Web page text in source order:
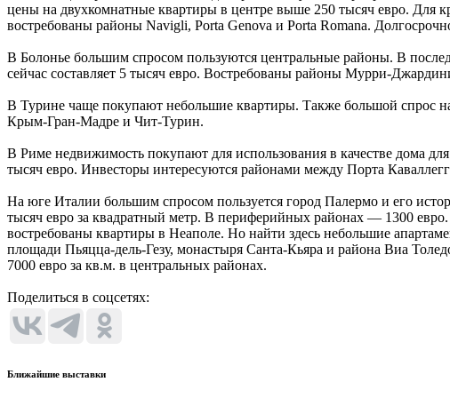
цены на двухкомнатные квартиры в центре выше 250 тысяч евро. Для
востребованы районы Navigli, Porta Genova и Porta Romana.
В Болонье большим спросом пользуются центральные районы. В
сейчас составляет 5 тысяч евро. Востребованы районы Мурри-
В Турине чаще покупают небольшие квартиры. Также большой спрос
Крым-Гран-Мадре и Чит-Турин.
В Риме недвижимость покупают для использования в качестве дома
тысяч евро. Инвесторы интересуются районами между Порта
На юге Италии большим спросом пользуется город Палермо и его
тысяч евро за квадратный метр. В периферийных районах — 1300 евро.
востребованы квартиры в Неаполе. Но найти здесь небольшие
площади Пьяцца-дель-Гезу, монастыря Санта-Кьяра и района Виа
7000 евро за кв.м. в центральных районах.
Поделиться в соцсетях:
Ближайшие выставки